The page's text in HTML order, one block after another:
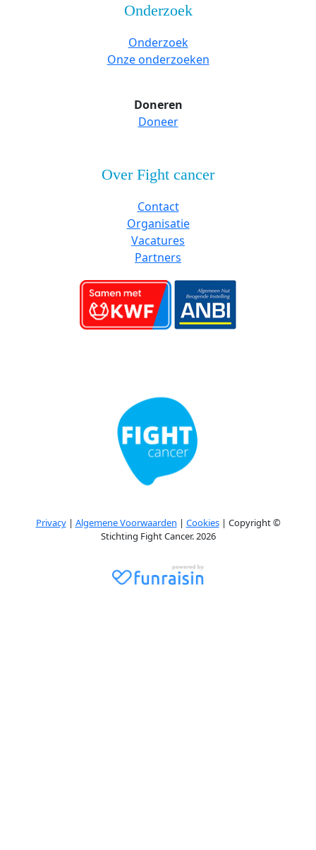
Onderzoek
Onderzoek
Onze onderzoeken
Doneren
Doneer
Over Fight cancer
Contact
Organisatie
Vacatures
Partners
Privacy| Algemene Voorwaarden | Cookies| Copyright ©
Stichting Fight Cancer. 2026